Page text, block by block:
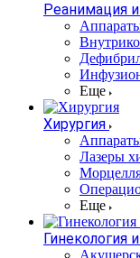
Реанимация
Еще
Хирургия
Лазеры
Еще
Гинекология